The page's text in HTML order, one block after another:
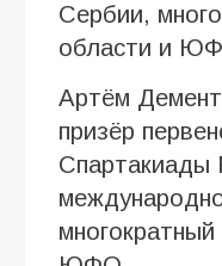
Сербии,
области и
Артём
призёр
Спартакиады